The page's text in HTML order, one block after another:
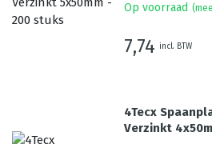
Op voorraad
7,74 incl. BTW
4Tecx
Verzinkt